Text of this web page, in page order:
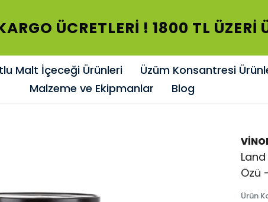
ÜCRETLERİ ! 1800 TL ÜZERİ
Malt İçeceği Ürünleri Üzüm Konsantresi
Malzeme ve Ekipmanlar
Blog
Özü
Ürün